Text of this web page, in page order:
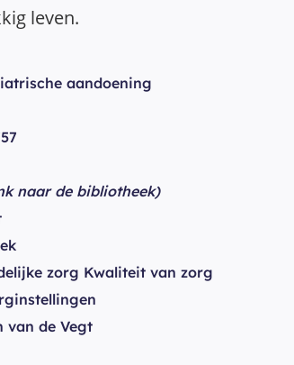
leven.
aandoening
naar de bibliotheek)
zorg Kwaliteit van zorg
van de Vegt